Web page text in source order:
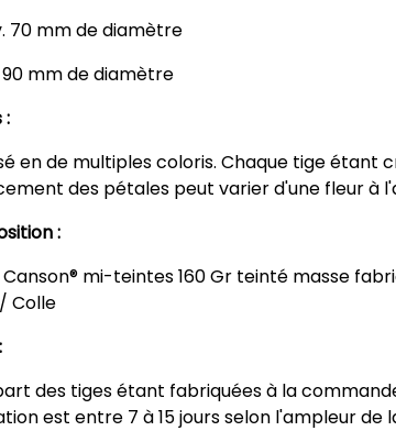
70 mm de diamètre
90 mm de diamètre
:
en de multiples coloris. Chaque tige étant
des pétales peut varier d'une fleur à
:
mi-teintes 160 Gr teinté masse
Colle
des tiges étant fabriquées à la
est entre 7 à 15 jours selon l'ampleur de